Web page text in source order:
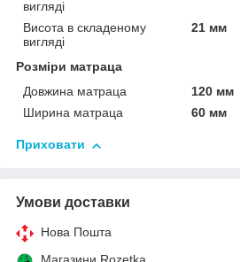
вигляді
Висота в складеному
вигляді
21 мм
Розміри матраца
Довжина матраца
120 мм
Ширина матраца
60 мм
Приховати
Умови доставки
Нова Пошта